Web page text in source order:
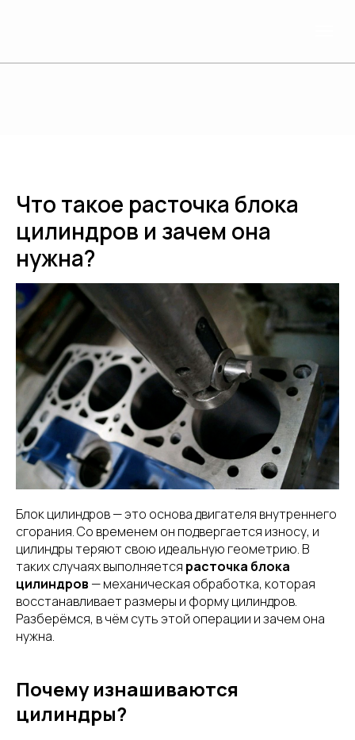
Что такое расточка блока
цилиндров и зачем она
нужна?
Блок цилиндров — это основа двигателя внутреннего
сгорания. Со временем он подвергается износу, и
цилиндры теряют свою идеальную геометрию. В
таких случаях выполняется расточка блока
цилиндров — механическая обработка, которая
восстанавливает размеры и форму цилиндров.
Разберёмся, в чём суть этой операции и зачем она
нужна.
Почему изнашиваются
цилиндры?